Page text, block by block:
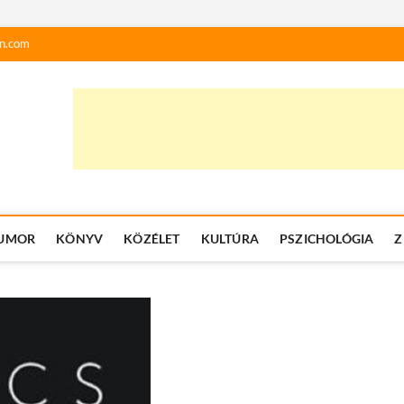
KÖNYV KÖZÉLET KULTÚRA PSZICHOLÓGIA